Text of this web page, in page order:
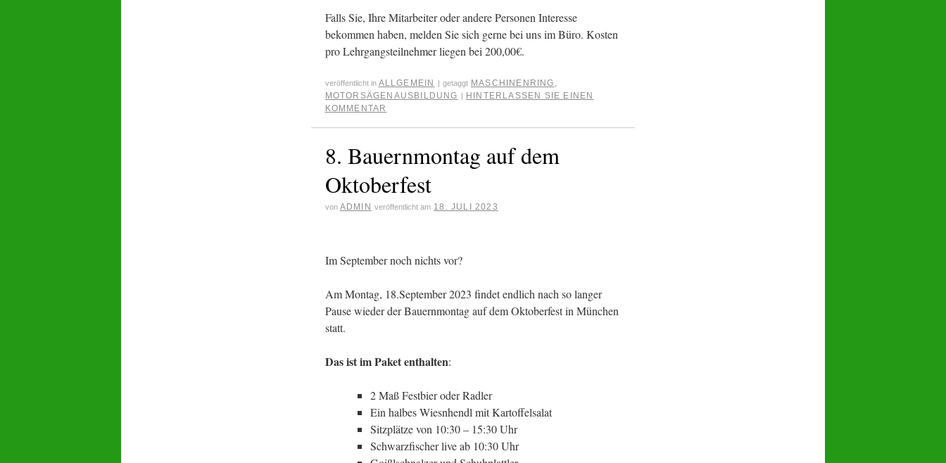
Falls Sie, Ihre Mitarbeiter oder andere Personen Interesse
bekommen haben, melden Sie sich gerne bei uns im Büro. Kosten
pro Lehrgangsteilnehmer liegen bei 200,00€.
veröffentlicht in ALLGEMEIN getaggt MASCHINENRING ,
MOTORSÄGENAUSBILDUNG
HINTERLASSEN SIE EINEN
KOMMENTAR
8. Bauernmontag auf dem
Oktoberfest
von ADMIN veröffentlicht am 18. JULI 2023
Im September noch nichts vor?
Am Montag, 18.September 2023 findet endlich nach so langer
Pause wieder der Bauernmontag auf dem Oktoberfest in München
statt.
Das ist im Paket enthalten:
2 Maß Festbier oder Radler
Ein halbes Wiesnhendl mit Kartoffelsalat
Sitzplätze von 10:30 – 15:30 Uhr
Schwarzfischer live ab 10:30 Uhr